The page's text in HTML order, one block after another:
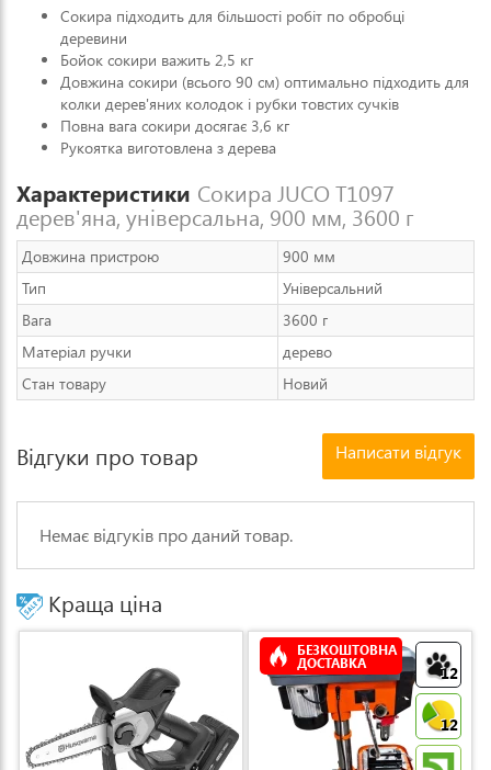
Сокира підходить для більшості робіт по обробці
деревини
Бойок сокири важить 2,5 кг
Довжина сокири (всього 90 см) оптимально підходить для
колки дерев'яних колодок і рубки товстих сучків
Повна вага сокири досягає 3,6 кг
Рукоятка виготовлена з дерева
Характеристики Сокира JUCO Т1097
дерев'яна, універсальна, 900 мм, 3600 г
Довжина пристрою
900 мм
Тип
Універсальний
Вага
3600 г
Матеріал ручки
дерево
Стан товару
Новий
Відгуки про товар Написати відгук
Немає відгуків про даний товар.
Краща ціна
12
12
БЕЗКОШТОВНА
ДОСТАВКА